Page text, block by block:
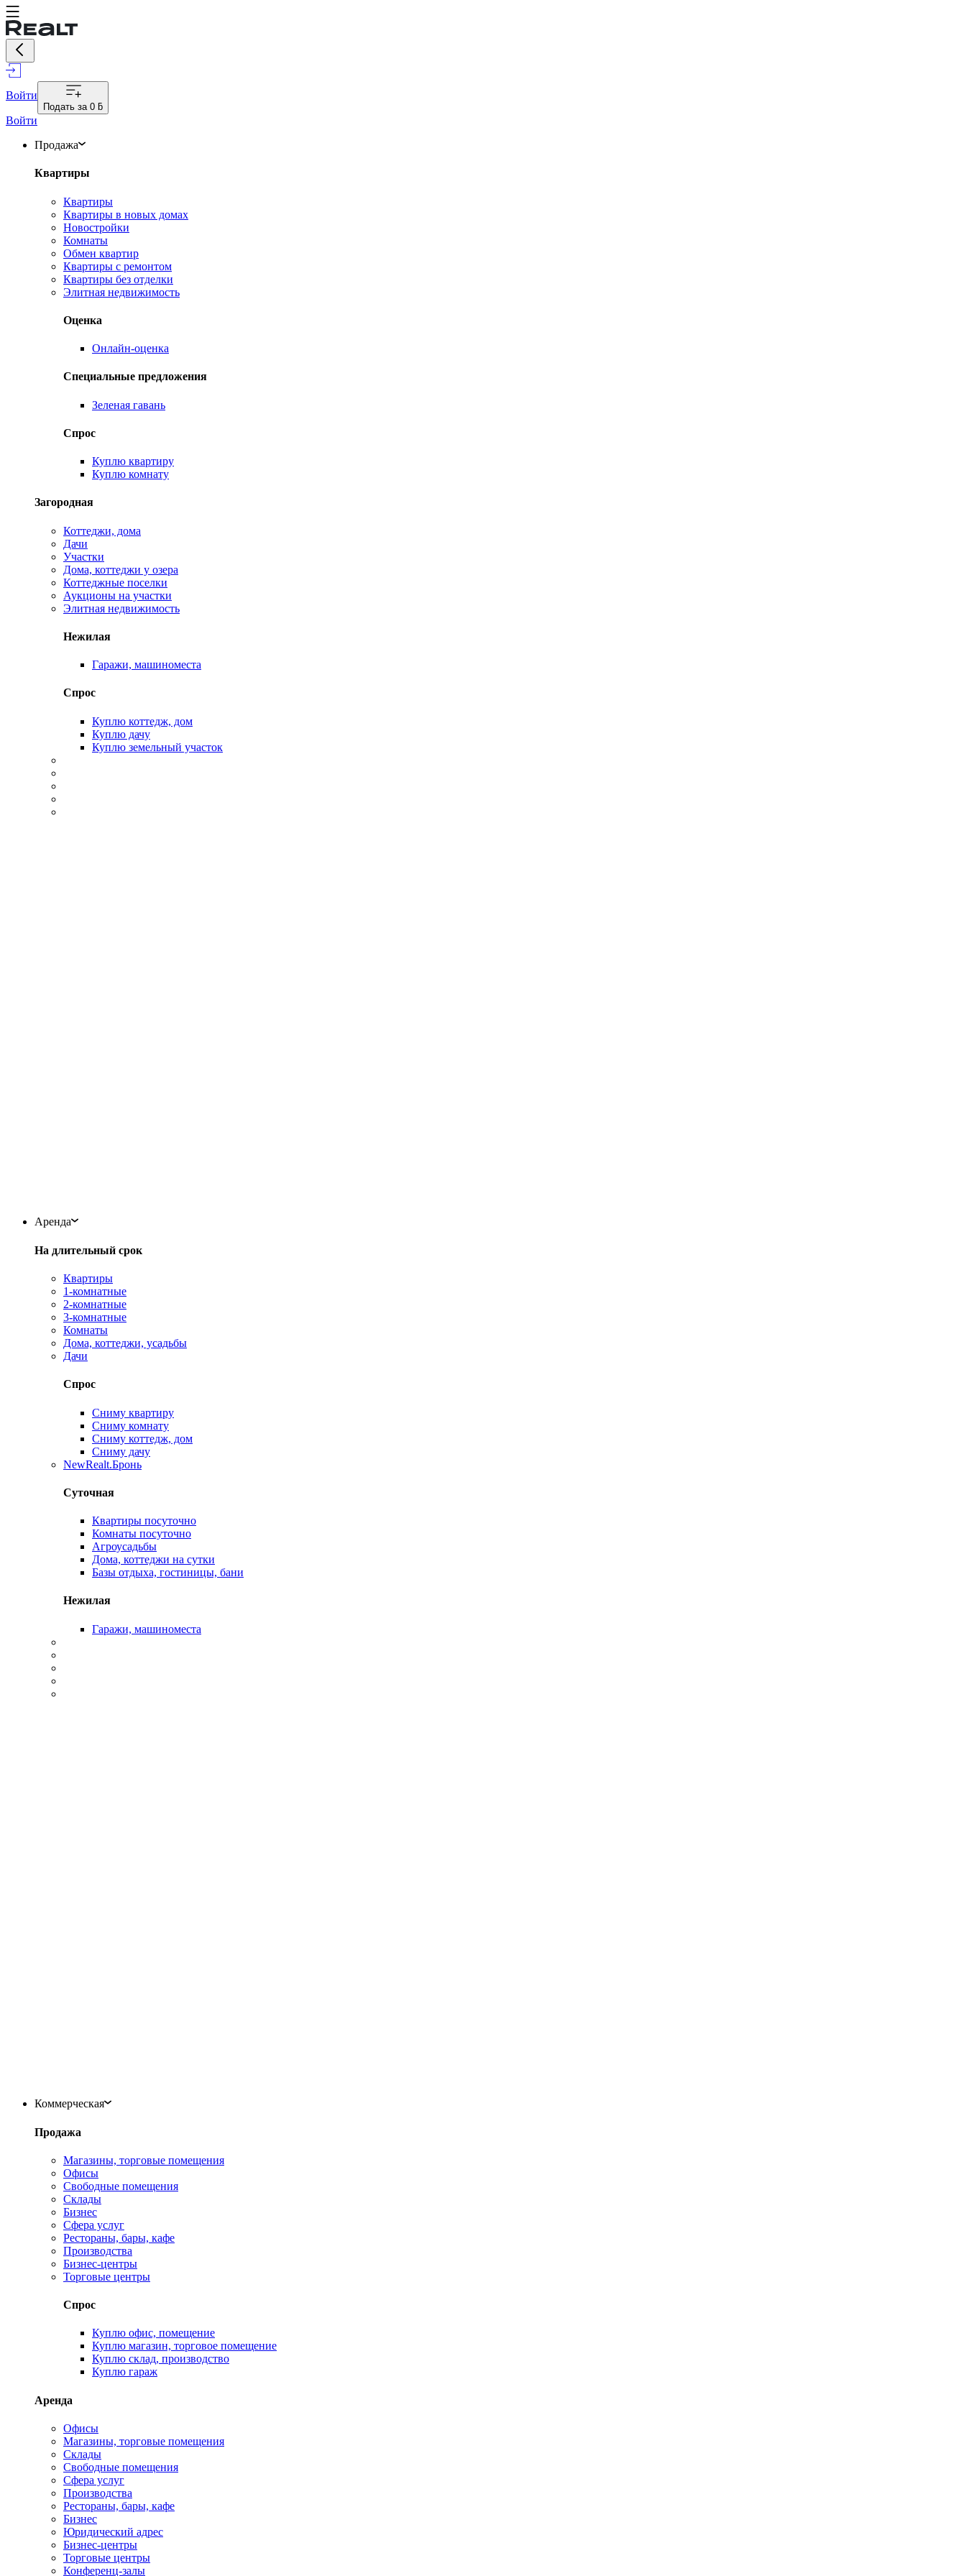
Войти
Подать за 0 ƃ
Войти
Продажа
Квартиры
Квартиры
Квартиры в новых домах
Новостройки
Комнаты
Обмен квартир
Квартиры с ремонтом
Квартиры без отделки
Элитная недвижимость
Оценка
Онлайн-оценка
Специальные предложения
Зеленая гавань
Спрос
Куплю квартиру
Куплю комнату
Загородная
Коттеджи, дома
Дачи
Участки
Дома, коттеджи у озера
Коттеджные поселки
Аукционы на участки
Элитная недвижимость
Нежилая
Гаражи, машиноместа
Спрос
Куплю коттедж, дом
Куплю дачу
Куплю земельный участок
Аренда
На длительный срок
Квартиры
1-комнатные
2-комнатные
3-комнатные
Комнаты
Дома, коттеджи, усадьбы
Дачи
Спрос
Сниму квартиру
Сниму комнату
Сниму коттедж, дом
Сниму дачу
NewRealt.Бронь
Суточная
Квартиры посуточно
Комнаты посуточно
Агроусадьбы
Дома, коттеджи на сутки
Базы отдыха, гостиницы, бани
Нежилая
Гаражи, машиноместа
Коммерческая
Продажа
Магазины, торговые помещения
Офисы
Свободные помещения
Склады
Бизнес
Сфера услуг
Рестораны, бары, кафе
Производства
Бизнес-центры
Торговые центры
Спрос
Куплю офис, помещение
Куплю магазин, торговое помещение
Куплю склад, производство
Куплю гараж
Аренда
Офисы
Магазины, торговые помещения
Склады
Свободные помещения
Сфера услуг
Производства
Рестораны, бары, кафе
Бизнес
Юридический адрес
Бизнес-центры
Торговые центры
Конференц-залы